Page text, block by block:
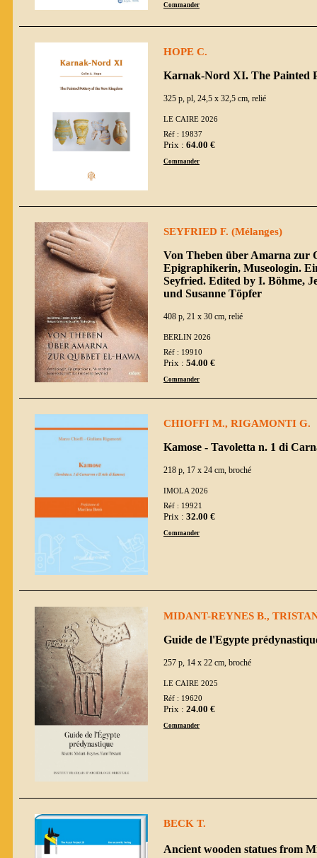
Commander
HOPE C.
Karnak-Nord XI. The Painted
325 p, pl, 24,5 x 32,5 cm, relié
LE CAIRE 2026
Réf : 19837
Prix : 64.00 €
Commander
SEYFRIED F. (Mélanges)
Von Theben über Amarna zur
Epigraphikerin, Museologin.
Seyfried. Edited by I. Böhme,
und Susanne Töpfer
408 p, 21 x 30 cm, relié
BERLIN 2026
Réf : 19910
Prix : 54.00 €
Commander
CHIOFFI M., RIGAMONTI G.
Kamose - Tavoletta n. 1 di
218 p, 17 x 24 cm, broché
IMOLA 2026
Réf : 19921
Prix : 32.00 €
Commander
MIDANT-REYNES B.,
Guide de l'Egypte
257 p, 14 x 22 cm, broché
LE CAIRE 2025
Réf : 19620
Prix : 24.00 €
Commander
BECK T.
Ancient wooden statues from